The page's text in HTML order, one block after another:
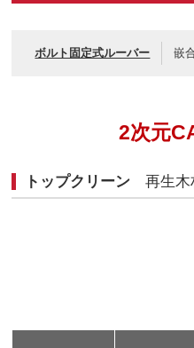
ボルト固定式ルーバー 嵌
2次元
トップクリーン 再生木